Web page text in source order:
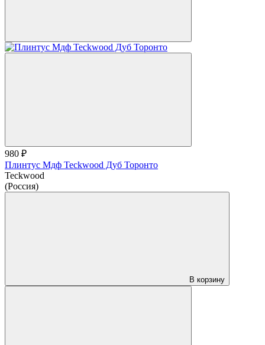
980 ₽
Плинтус Мдф Teckwood Дуб Торонто
Teckwood
(Россия)
В корзину